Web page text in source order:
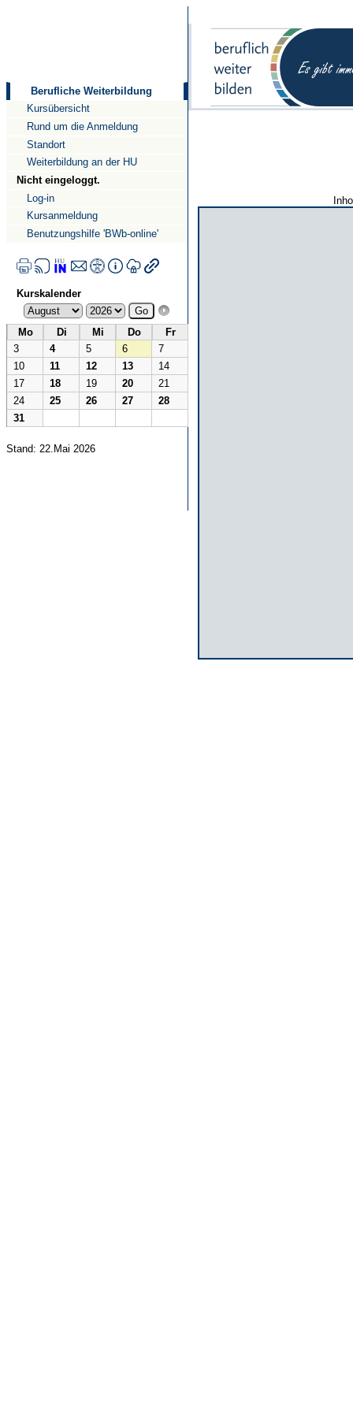
Berufliche Weiterbildung
Kursübersicht
Rund um die Anmeldung
Standort
Weiterbildung an der HU
Nicht eingeloggt.
Log-in
Kursanmeldung
Benutzungshilfe 'BWb-online'
Kurskalender
Mo Di Mi Do
Fr
3
4 5 6
7
10
11 12 13
14
17
18 19 20
21
24
25 26 27
28
31
Stand: 22.Mai 2026